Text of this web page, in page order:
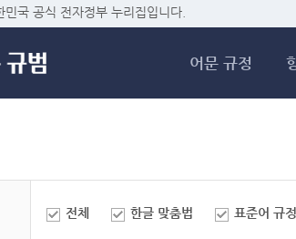
민국 공식 전자정부 누리집입니다.
어문 규정
전체 한글 맞춤법 표준어 규정